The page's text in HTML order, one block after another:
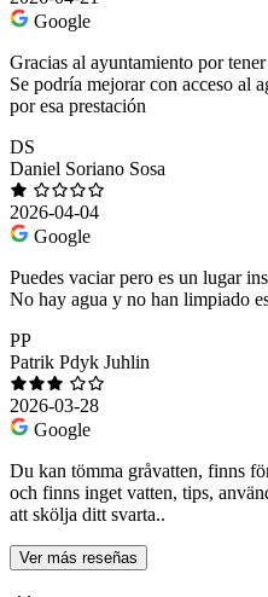
Google
Gracias al ayuntamiento por
Se podría mejorar con acceso al
por esa prestación
DS
Daniel Soriano Sosa
2026-04-04
Google
Puedes vaciar pero es un lugar
No hay agua y no han limpiado
PP
Patrik Pdyk Juhlin
2026-03-28
Google
Du kan tömma gråvatten, finns
och finns inget vatten, tips,
att skölja ditt svarta..
Ver más reseñas